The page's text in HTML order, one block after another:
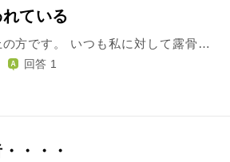
ている
相手の方一回り年上の方です。 いつも私に対して露骨に不機嫌です。 当たらず障らず…でも機嫌が悪く、気を使ってみても機嫌が悪く…何をしても常にあからさまに不機嫌丸出しです。 何度か仕事の面で支障をきたしています。連絡が不十分だったりと。 思い切って言葉を選びながら、でもダイレクトに言わないと伝わらないし…と口調やトーンに気を使って物申してみました。「いつも怒っているようで、聞きたい事も、つい気を使ってしまいます」といった内容だったと思います。緊張しまくりで鮮明には覚えていません。相手の返事は「人間なんだから機嫌悪い時くらいあるよね？」「じゃぁ（私に）気を使って！」でした。その後も何も変わらず…。私に対してだけ態度があからさまにキツいです。正直同じ空間に居るのも辛いです。でも付き合いをやめられる関係じゃないし…。しかも私の前であからさまに当てつけのように他の人とは仲良く上機嫌です。私が怒らせる事をした記憶もないし…。嫌われてるんだろうなという認識ではいますが、辛くて仕方ありません。周囲の人は個人的には仲良くしてくれますが、その人との話となると相手の方の手前その話題から逃げます。 あからさまな仲間はずれでも私を庇ってはくれません。最近は、そういう周囲の人達への不信感も否めない状況です。 私はどうしたらいいのでしょうか。 ニコニコ当たらず障らず、ご機嫌取りも疲れてきました。最近はダメージが大き過ぎて辛いので必要最低限、自分からは挨拶以外の会話はしない、近づかない。話しかけられたら笑顔で明るい声で返答する！だけを心がけています。 どう対応するのが最善でしょうか。
回答 1
・・・